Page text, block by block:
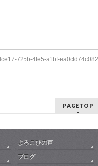
725b-4fe5-a1bf-ea0cfd74c082
PAGETOP
よろこびの声
ブログ